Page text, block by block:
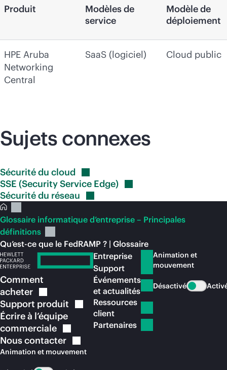
Produit
Modèles de
service
Modèle de
déploiement
HPE Aruba
Networking
Central
SaaS (logiciel) Cloud public
Sujets connexes
Sécurité du cloud
SSE (Security Service Edge)
Sécurité du réseau
Glossaire informatique d’entreprise – Principales
définitions
Qu’est-ce que le FedRAMP ? | Glossaire
Comment
acheter
Support produit
Écrire à l’équipe
commerciale
Nouscontacter
Animation et mouvement
Entreprise
Support
Événements
et actualités
Ressources
client
Partenaires
Animation et
mouvement
Désactivé